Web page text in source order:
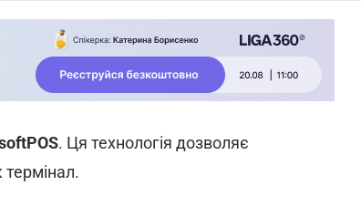
. Ця технологія дозволяє